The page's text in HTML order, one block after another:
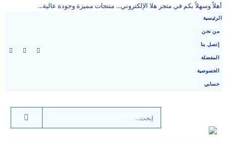
أهلاً وسهلاً بكم في متجر هلا الإلكتروني... منتجات مميزة وجودة عالية...
الرئيسية
من نحن
إتصل بنا
المفضلة
الخصوصية
حسابي